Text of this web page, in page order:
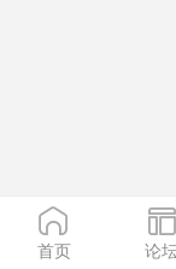
首页 论